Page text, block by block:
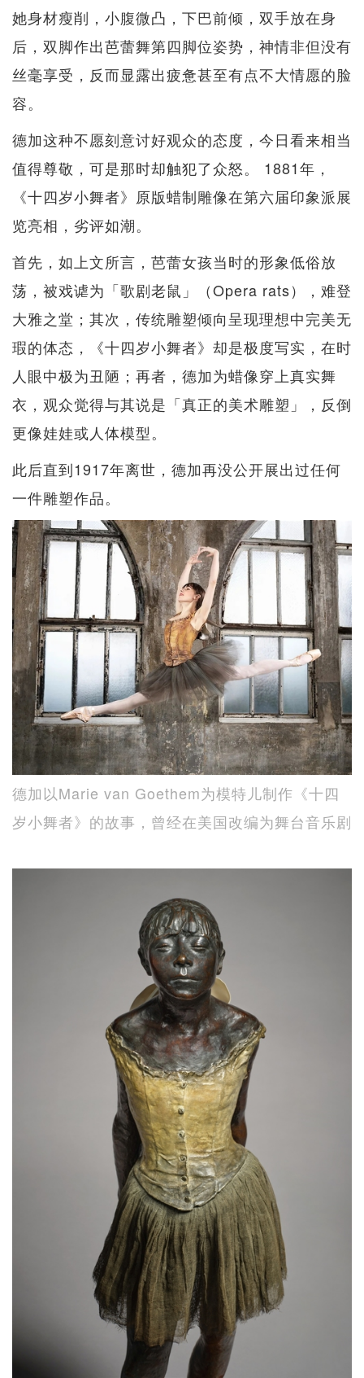
她身材瘦削，小腹微凸，下巴前倾，双手放在身
后，双脚作出芭蕾舞第四脚位姿势，神情非但没有
丝毫享受，反而显露出疲惫甚至有点不大情愿的脸
容。
德加这种不愿刻意讨好观众的态度，今日看来相当
值得尊敬，可是那时却触犯了众怒。 1881年，
《十四岁小舞者》原版蜡制雕像在第六届印象派展
览亮相，劣评如潮。
首先，如上文所言，芭蕾女孩当时的形象低俗放
荡，被戏谑为「歌剧老鼠」（Opera rats），难登
大雅之堂；其次，传统雕塑倾向呈现理想中完美无
瑕的体态，《十四岁小舞者》却是极度写实，在时
人眼中极为丑陋；再者，德加为蜡像穿上真实舞
衣，观众觉得与其说是「真正的美术雕塑」，反倒
更像娃娃或人体模型。
此后直到1917年离世，德加再没公开展出过任何
一件雕塑作品。
德加以Marie van Goethem为模特儿制作《十四
岁小舞者》的故事，曾经在美国改编为舞台音乐剧